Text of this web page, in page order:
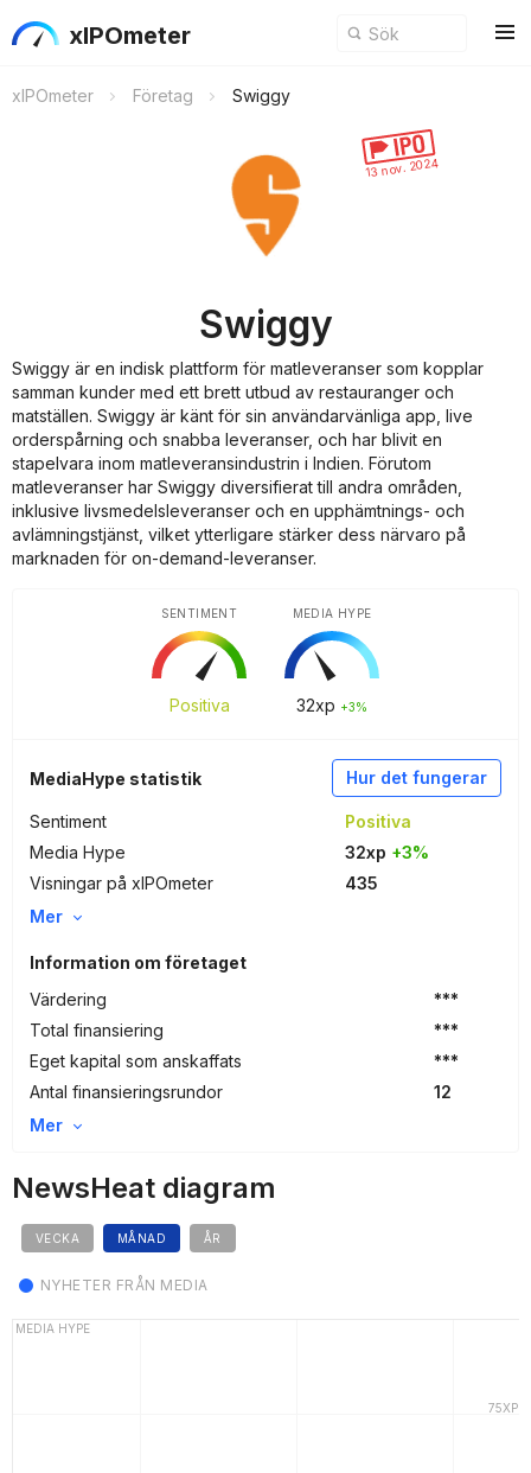
xIPOmeter
xIPOmeter Företag Swiggy
13 nov. 2024
Swiggy
Swiggy är en indisk plattform för matleveranser som kopplar
samman kunder med ett brett utbud av restauranger och
matställen. Swiggy är känt för sin användarvänliga app, live
orderspårning och snabba leveranser, och har blivit en
stapelvara inom matleveransindustrin i Indien. Förutom
matleveranser har Swiggy diversifierat till andra områden,
inklusive livsmedelsleveranser och en upphämtnings- och
avlämningstjänst, vilket ytterligare stärker dess närvaro på
marknaden för on-demand-leveranser.
Positiva
SENTIMENT
32xp +3%
MEDIA HYPE
Hur det fungerar
MediaHype statistik
Sentiment
Positiva
Media Hype
32xp +3%
Visningar på xIPOmeter
435
Mer
Information om företaget
Värdering
***
Total finansiering
***
Eget kapital som anskaffats
***
Antal finansieringsrundor
12
Mer
NewsHeat diagram
VECKA MÅNAD ÅR
NYHETER FRÅN MEDIA